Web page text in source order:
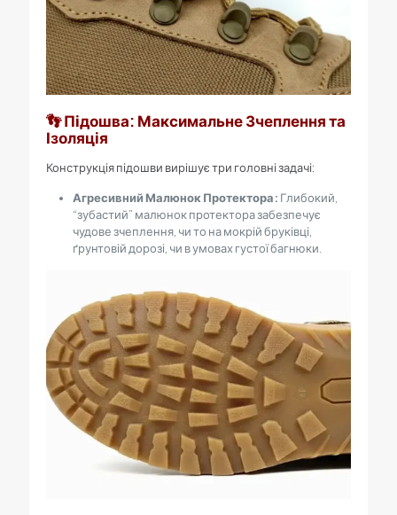
👣 Підошва: Максимальне Зчеплення та
Ізоляція
Конструкція підошви вирішує три головні задачі:
Агресивний Малюнок Протектора: Глибокий,
“зубастий” малюнок протектора забезпечує
чудове зчеплення, чи то на мокрій бруківці,
ґрунтовій дорозі, чи в умовах густої багнюки.